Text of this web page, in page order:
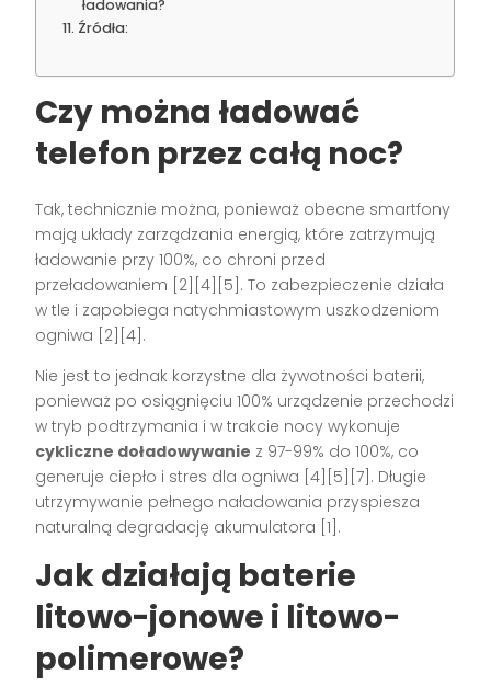
ładowania?
Źródła:
Czy można ładować
telefon przez całą noc?
Tak, technicznie można, ponieważ obecne smartfony
mają układy zarządzania energią, które zatrzymują
ładowanie przy 100%, co chroni przed
przeładowaniem [2][4][5]. To zabezpieczenie działa
w tle i zapobiega natychmiastowym uszkodzeniom
ogniwa [2][4].
Nie jest to jednak korzystne dla żywotności baterii,
ponieważ po osiągnięciu 100% urządzenie przechodzi
w tryb podtrzymania i w trakcie nocy wykonuje
cykliczne doładowywanie z 97-99% do 100%, co
generuje ciepło i stres dla ogniwa [4][5][7]. Długie
utrzymywanie pełnego naładowania przyspiesza
naturalną degradację akumulatora [1].
Jak działają baterie
litowo-jonowe i litowo-
polimerowe?